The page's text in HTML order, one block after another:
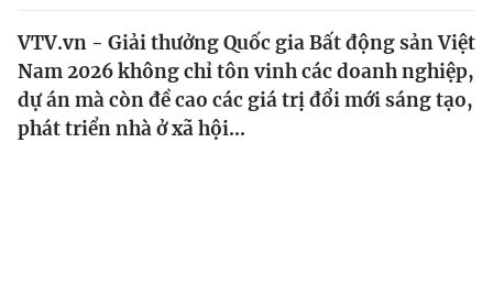
Thế giới
Tin tức
Thế giới đó đây
Kinh tế
VTV.vn - Giải thưởng Quốc gia Bất động sản Việt
Nam 2026 không chỉ tôn vinh các doanh nghiệp,
dự án mà còn đề cao các giá trị đổi mới sáng tạo,
phát triển nhà ở xã hội...